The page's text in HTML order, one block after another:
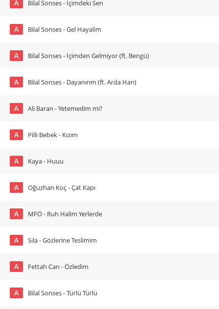
A Bilal Sonses - İçimdeki Sen
A Bilal Sonses - Gel Hayalim
A Bilal Sonses - İçimden Gelmiyor (ft. Bengü)
A Bilal Sonses - Dayanırım (ft. Arda Han)
A Ali Baran - Yetemedim mi?
A Pilli Bebek - Kızım
A Kaya - Huuu
A Oğuzhan Koç - Çat Kapı
A MFÖ - Ruh Halim Yerlerde
A Sıla - Gözlerine Teslimim
A Fettah Can - Özledim
A Bilal Sonses - Türlü Türlü